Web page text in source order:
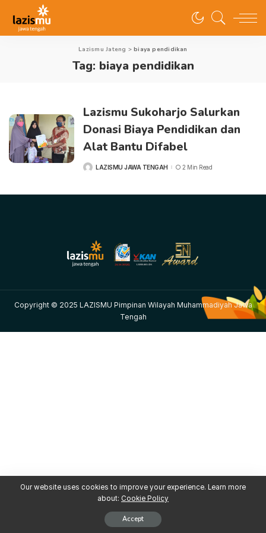
Lazismu Jateng >biaya pendidikan
Tag: biaya pendidikan
Lazismu Sukoharjo Salurkan
Donasi Biaya Pendidikan dan
Alat Bantu Difabel
LAZISMU JAWA TENGAH 2 Min Read
Copyright © 2025 LAZISMU Pimpinan Wilayah Muhammadiyah Jawa
Tengah
Our website uses cookies to improve your experience. Learn more
about: Cookie Policy
Accept